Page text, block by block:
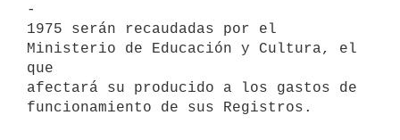
-
1975 serán recaudadas por el
Ministerio de Educación y Cultura, el
que
afectará su producido a los gastos de
funcionamiento de sus Registros.